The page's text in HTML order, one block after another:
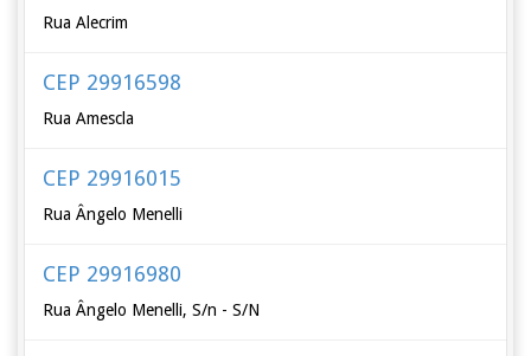
Rua Alecrim
CEP 29916598
Rua Amescla
CEP 29916015
Rua Ângelo Menelli
CEP 29916980
Rua Ângelo Menelli, S/n - S/N